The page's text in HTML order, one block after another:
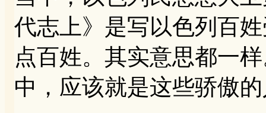
代志上》是写以色列百
点百姓。其实意思都一
中，应该就是这些骄傲